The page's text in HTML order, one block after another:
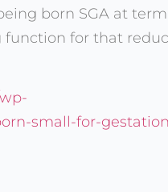
born SGA at term
for that
small-for-